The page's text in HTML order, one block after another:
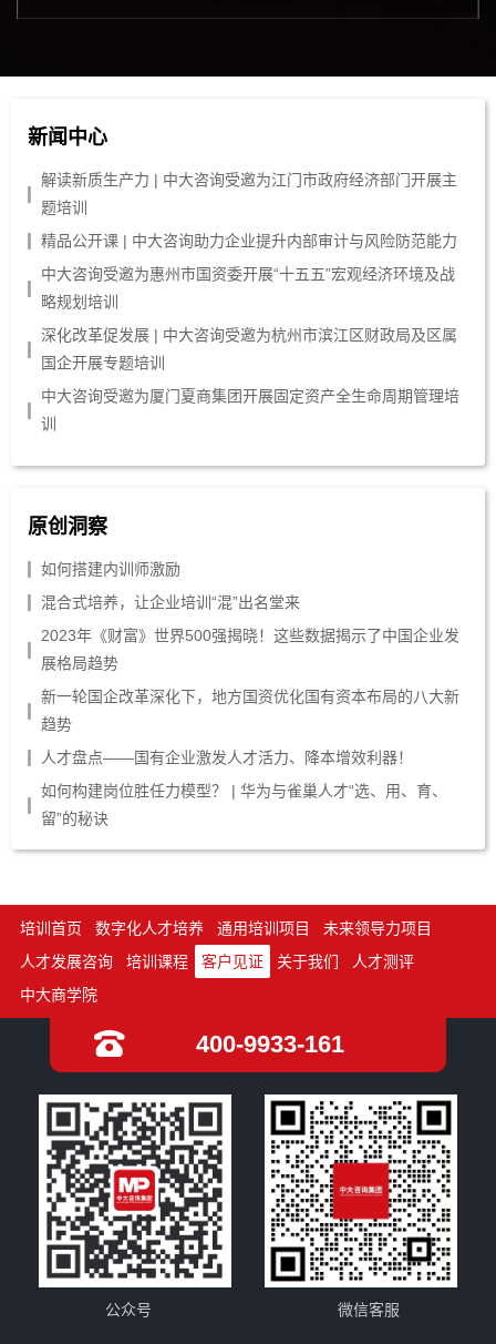
新闻中心
解读新质生产力 | 中大咨询受邀为江门市政府经济部门开展主
题培训
精品公开课 | 中大咨询助力企业提升内部审计与风险防范能力
中大咨询受邀为惠州市国资委开展“十五五”宏观经济环境及战
略规划培训
深化改革促发展 | 中大咨询受邀为杭州市滨江区财政局及区属
国企开展专题培训
中大咨询受邀为厦门夏商集团开展固定资产全生命周期管理培
训
原创洞察
如何搭建内训师激励
混合式培养，让企业培训“混”出名堂来
2023年《财富》世界500强揭晓！这些数据揭示了中国企业发
展格局趋势
新一轮国企改革深化下，地方国资优化国有资本布局的八大新
趋势
人才盘点——国有企业激发人才活力、降本增效利器！
如何构建岗位胜任力模型？ | 华为与雀巢人才“选、用、育、
留”的秘诀
培训首页 数字化人才培养 通用培训项目
未来领导力项目
人才发展咨询
培训课程 客户见证 关于我们
人才测评
中大商学院
400-9933-161
公众号 微信客服